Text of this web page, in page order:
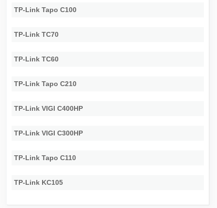
TP-Link Tapo C100
TP-Link TC70
TP-Link TC60
TP-Link Tapo C210
TP-Link VIGI C400HP
TP-Link VIGI C300HP
TP-Link Tapo C110
TP-Link KC105